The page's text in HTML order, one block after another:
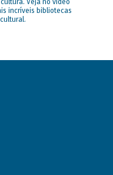
Veja no vídeo
incríveis bibliotecas